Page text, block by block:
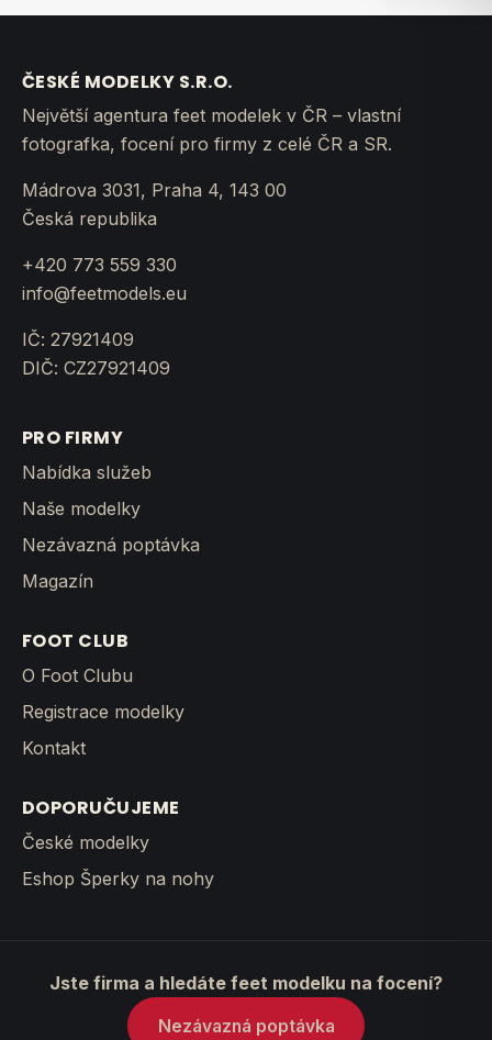
ČESKÉ MODELKY S.R.O.
Největší agentura feet modelek v ČR – vlastní
fotografka, focení pro firmy z celé ČR a SR.
Mádrova 3031, Praha 4, 143 00
Česká republika
+420 773 559 330
info@feetmodels.eu
IČ: 27921409
DIČ: CZ27921409
PRO FIRMY
Nabídka služeb
Naše modelky
Nezávazná poptávka
Magazín
FOOT CLUB
O Foot Clubu
Registrace modelky
Kontakt
DOPORUČUJEME
České modelky
Eshop Šperky na nohy
Jste firma a hledáte feet modelku na focení?
Nezávazná poptávka